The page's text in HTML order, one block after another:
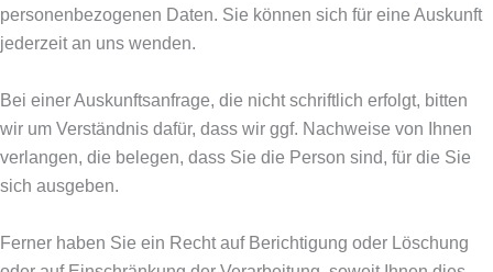
personenbezogenen Daten. Sie können sich für eine Auskunft
jederzeit an uns wenden.
Bei einer Auskunftsanfrage, die nicht schriftlich erfolgt, bitten
wir um Verständnis dafür, dass wir ggf. Nachweise von Ihnen
verlangen, die belegen, dass Sie die Person sind, für die Sie
sich ausgeben.
Ferner haben Sie ein Recht auf Berichtigung oder Löschung